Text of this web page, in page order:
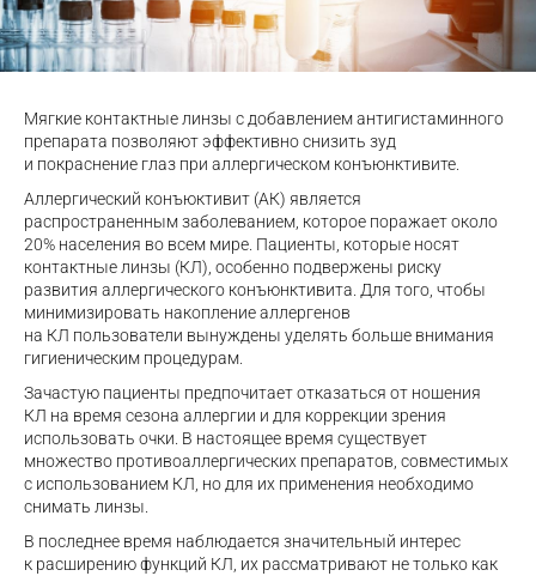
Мягкие контактные линзы с добавлением антигистаминного
препарата позволяют эффективно снизить зуд
и покраснение глаз при аллергическом конъюнктивите.
Аллергический конъюктивит (АК) является
распространенным заболеванием, которое поражает около
20% населения во всем мире. Пациенты, которые носят
контактные линзы (КЛ), особенно подвержены риску
развития аллергического конъюнктивита. Для того, чтобы
минимизировать накопление аллергенов
на КЛ пользователи вынуждены уделять больше внимания
гигиеническим процедурам.
Зачастую пациенты предпочитает отказаться от ношения
КЛ на время сезона аллергии и для коррекции зрения
использовать очки. В настоящее время существует
множество противоаллергических препаратов, совместимых
с использованием КЛ, но для их применения необходимо
снимать линзы.
В последнее время наблюдается значительный интерес
к расширению функций КЛ, их рассматривают не только как